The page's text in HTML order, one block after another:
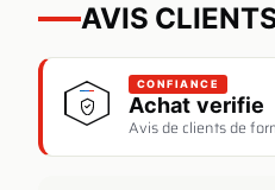
AVIS
CONFIANCE
Achat verifie
Avis de clients de